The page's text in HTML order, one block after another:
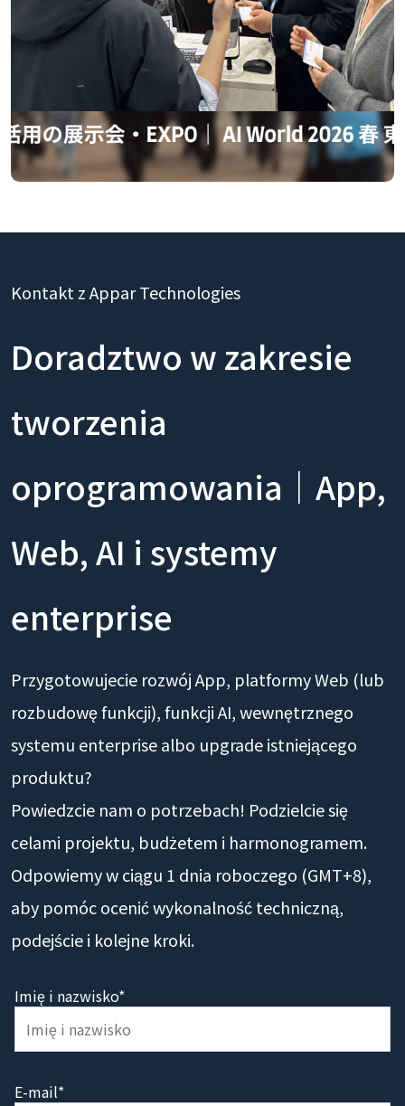
Kontakt z Appar Technologies
Doradztwo w zakresie
tworzenia
oprogramowania｜App,
Web, AI i systemy
enterprise
Przygotowujecie rozwój App, platformy Web (lub
rozbudowę funkcji), funkcji AI, wewnętrznego
systemu enterprise albo upgrade istniejącego
produktu?
Powiedzcie nam o potrzebach! Podzielcie się
celami projektu, budżetem i harmonogramem.
Odpowiemy w ciągu 1 dnia roboczego (GMT+8),
aby pomóc ocenić wykonalność techniczną,
podejście i kolejne kroki.
Imię i nazwisko*
E-mail*